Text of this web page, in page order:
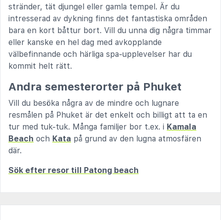
stränder, tät djungel eller gamla tempel. Är du
intresserad av dykning finns det fantastiska områden
bara en kort båttur bort. Vill du unna dig några timmar
eller kanske en hel dag med avkopplande
välbefinnande och härliga spa-upplevelser har du
kommit helt rätt.
Andra semesterorter på Phuket
Vill du besöka några av de mindre och lugnare
resmålen på Phuket är det enkelt och billigt att ta en
tur med tuk-tuk. Många familjer bor t.ex. i Kamala
Beach och Kata på grund av den lugna atmosfären
där.
Sök efter resor till Patong beach